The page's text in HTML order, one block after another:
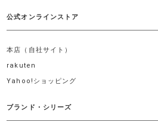
公式オンラインストア
本店（自社サイト）
rakuten
Yahoo!ショッピング
ブランド・シリーズ